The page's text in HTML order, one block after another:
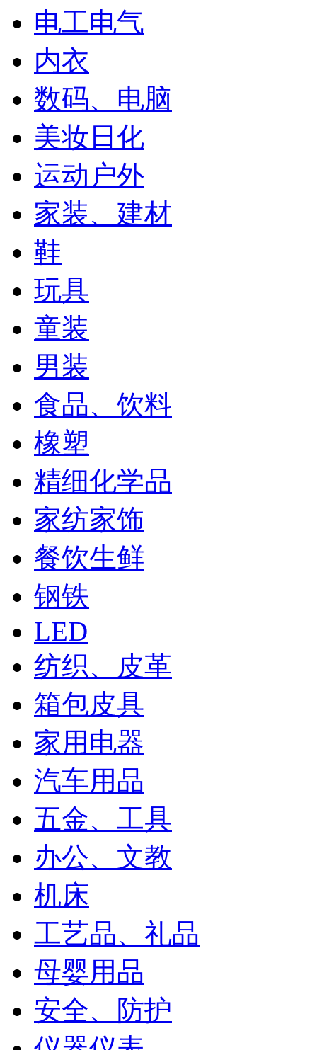
电工电气
内衣
数码、电脑
美妆日化
运动户外
家装、建材
鞋
玩具
童装
男装
食品、饮料
橡塑
精细化学品
家纺家饰
餐饮生鲜
钢铁
LED
纺织、皮革
箱包皮具
家用电器
汽车用品
五金、工具
办公、文教
机床
工艺品、礼品
母婴用品
安全、防护